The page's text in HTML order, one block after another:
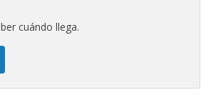
cuándo llega.